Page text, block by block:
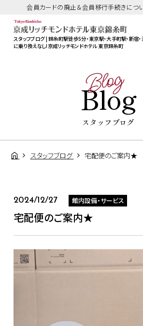
会員カードの廃止＆会員移行手続きにつ
スタッフブログ | 錦糸町駅徒歩5分・東京駅・大手町駅・新宿
に乗り換えなし!京成リッチモンドホテル 東京錦糸町
Blog
Blog
スタッフブログ
スタッフブログ 宅配便のご案内★
2024/12/27 館内設備・サービス
宅配便のご案内★